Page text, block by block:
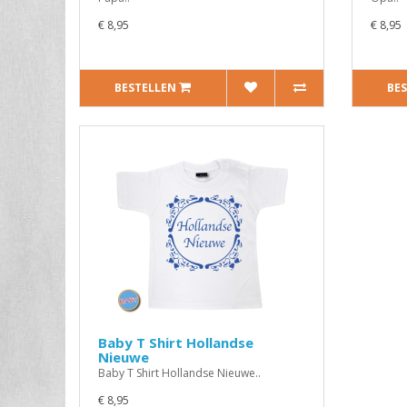
€ 8,95
BESTELLEN
€ 8,95
Baby T Shirt Hollandse
Nieuwe
Baby T Shirt Hollandse Nieuwe..
€ 8,95